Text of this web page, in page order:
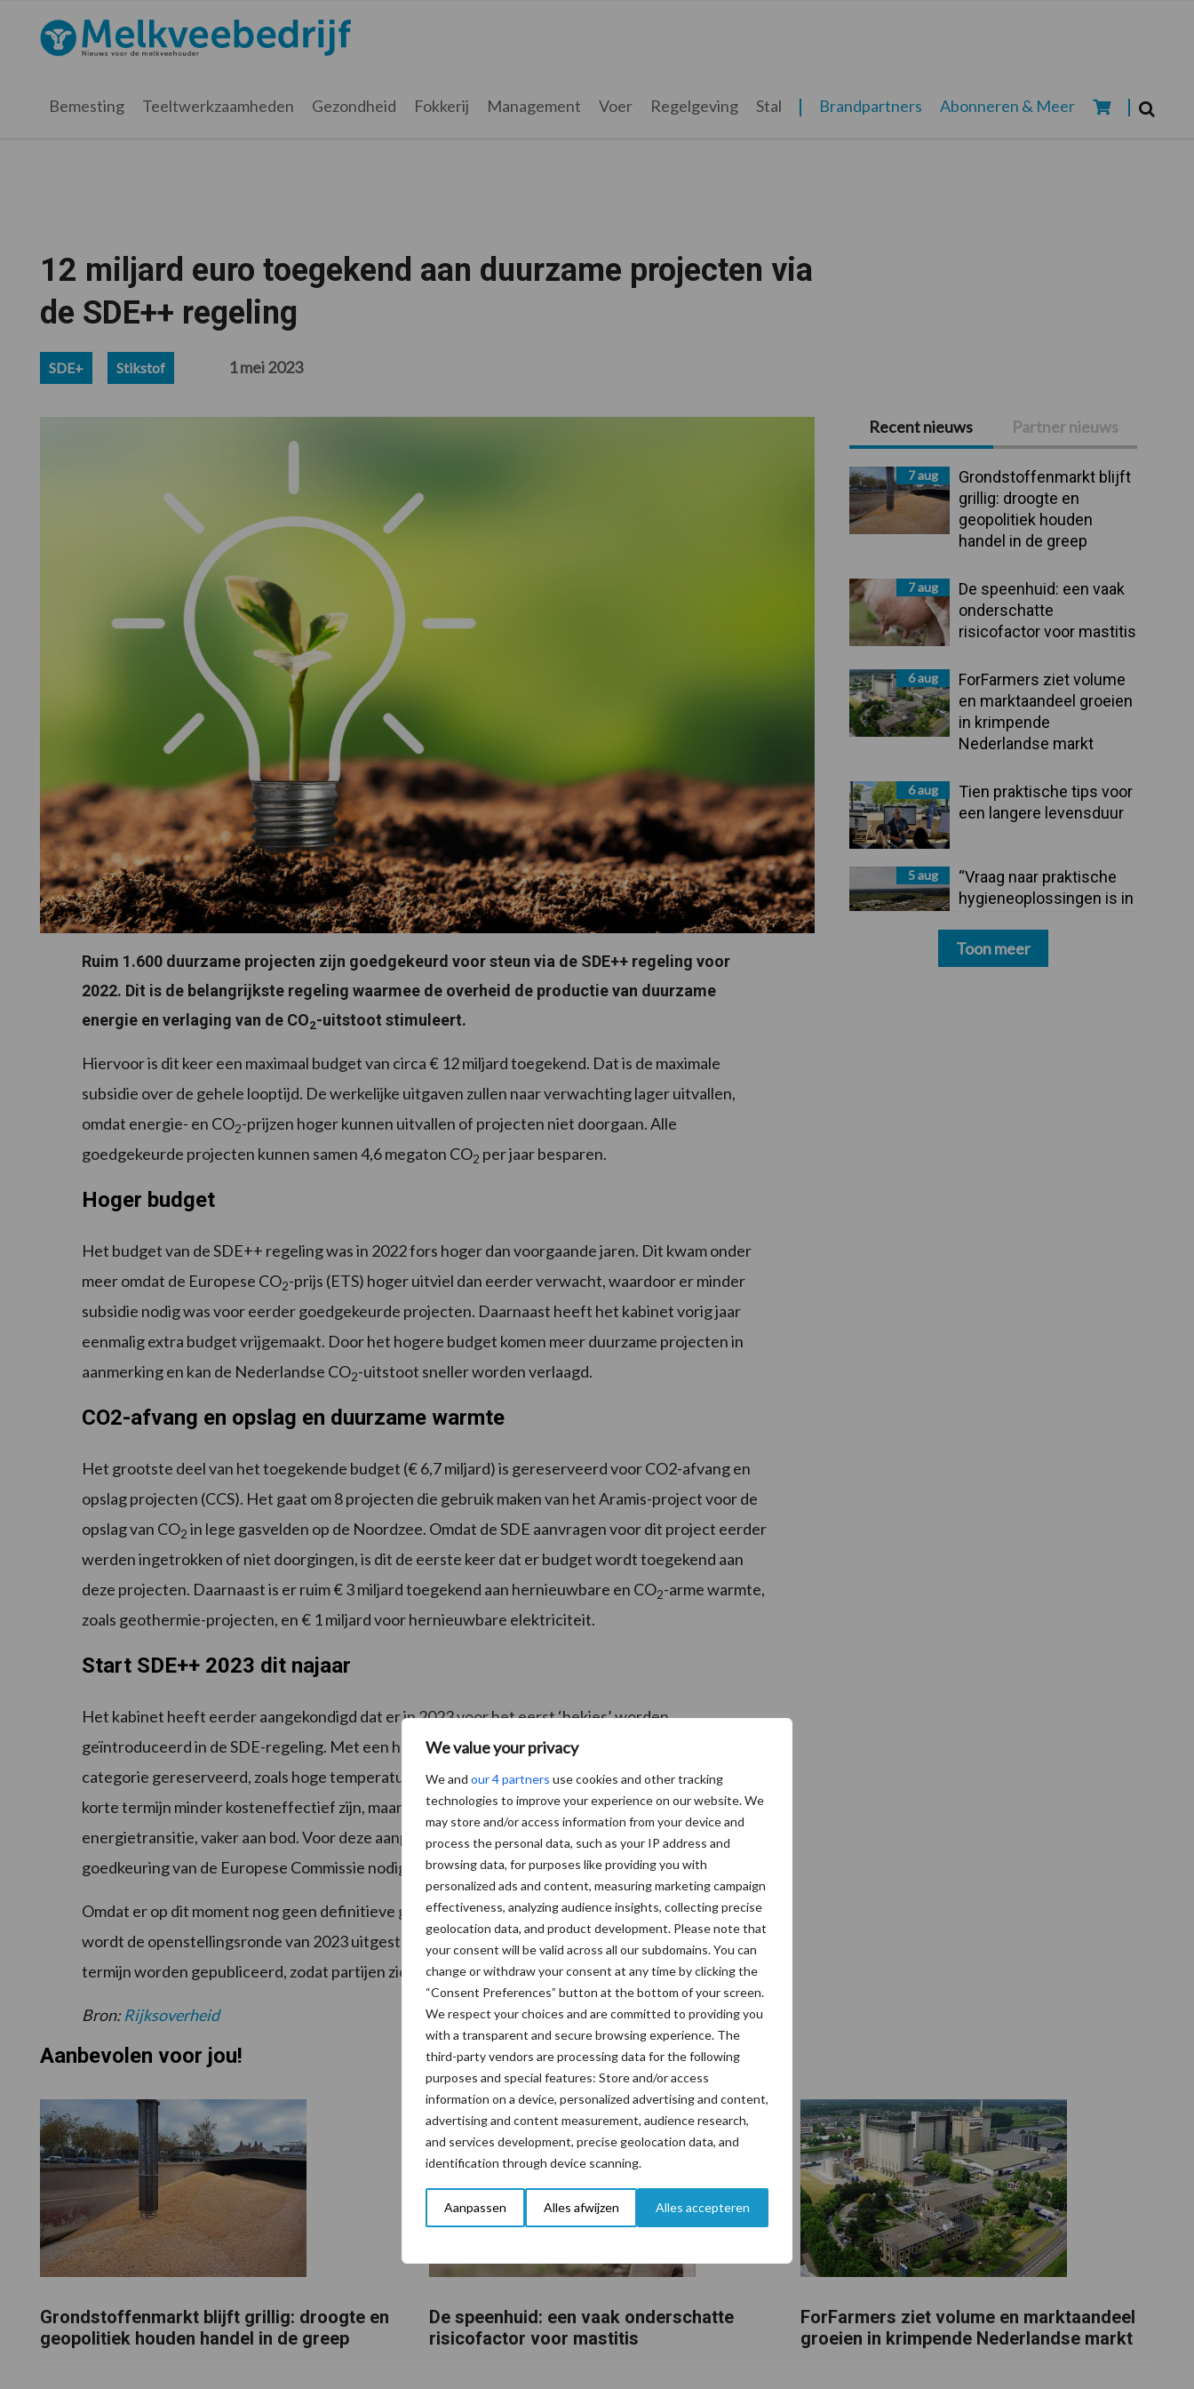
We value your privacy
We and our 4 partners use cookies and other tracking
technologies to improve your experience on our website. We
may store and/or access information from your device and
process the personal data, such as your IP address and
browsing data, for purposes like providing you with
personalized ads and content, measuring marketing campaign
effectiveness, analyzing audience insights, collecting precise
geolocation data, and product development. Please note that
your consent will be valid across all our subdomains. You can
change or withdraw your consent at any time by clicking the
“Consent Preferences” button at the bottom of your screen.
We respect your choices and are committed to providing you
with a transparent and secure browsing experience. The
third-party vendors are processing data for the following
purposes and special features: Store and/or access
information on a device, personalized advertising and content,
advertising and content measurement, audience research,
and services development, precise geolocation data, and
identification through device scanning.
Aanpassen Alles afwijzen Alles accepteren
hoofdnavigatie
hoofd
eerste
voettekst
Melkveebedrijf.nl
Bemesting Teeltwerkzaamheden Gezondheid Fokkerij Management Voer Regelgeving Stal Brandpartners Abonneren & Meer
12 miljard euro toegekend aan duurzame projecten via
de SDE++ regeling
SDE+ Stikstof 1 mei 2023
Ruim 1.600 duurzame projecten zijn goedgekeurd voor steun via de SDE++ regeling voor
2022. Dit is de belangrijkste regeling waarmee de overheid de productie van duurzame
energie en verlaging van de CO2-uitstoot stimuleert.
Hiervoor is dit keer een maximaal budget van circa € 12 miljard toegekend. Dat is de maximale
subsidie over de gehele looptijd. De werkelijke uitgaven zullen naar verwachting lager uitvallen,
omdat energie- en CO2-prijzen hoger kunnen uitvallen of projecten niet doorgaan. Alle
goedgekeurde projecten kunnen samen 4,6 megaton CO2 per jaar besparen.
Hoger budget
Het budget van de SDE++ regeling was in 2022 fors hoger dan voorgaande jaren. Dit kwam onder
meer omdat de Europese CO2-prijs (ETS) hoger uitviel dan eerder verwacht, waardoor er minder
subsidie nodig was voor eerder goedgekeurde projecten. Daarnaast heeft het kabinet vorig jaar
eenmalig extra budget vrijgemaakt. Door het hogere budget komen meer duurzame projecten in
aanmerking en kan de Nederlandse CO2-uitstoot sneller worden verlaagd.
CO2-afvang en opslag en duurzame warmte
Het grootste deel van het toegekende budget (€ 6,7 miljard) is gereserveerd voor CO2-afvang en
opslag projecten (CCS). Het gaat om 8 projecten die gebruik maken van het Aramis-project voor de
opslag van CO2 in lege gasvelden op de Noordzee. Omdat de SDE aanvragen voor dit project eerder
werden ingetrokken of niet doorgingen, is dit de eerste keer dat er budget wordt toegekend aan
deze projecten. Daarnaast is er ruim € 3 miljard toegekend aan hernieuwbare en CO2-arme warmte,
zoals geothermie-projecten, en € 1 miljard voor hernieuwbare elektriciteit.
Start SDE++ 2023 dit najaar
Het kabinet heeft eerder aangekondigd dat er in 2023 voor het eerst ‘hekjes’ worden
geïntroduceerd in de SDE-regeling. Met een hekje wordt een minimaal bedrag voor een specifieke
categorie gereserveerd, zoals hoge temperatuur warmte. Daardoor komen technieken die op de
korte termijn minder kosteneffectief zijn, maar op de langere termijn noodzakelijk zijn voor de
energietransitie, vaker aan bod. Voor deze aanpassing is in verband met de staatssteunregels
goedkeuring van de Europese Commissie nodig.
Omdat er op dit moment nog geen definitieve goedkeuring is verleend voor de nieuwe regeling,
wordt de openstellingsronde van 2023 uitgesteld tot september dit jaar. De regeling zal wel op korte
termijn worden gepubliceerd, zodat partijen zich kunnen voorbereiden op een aanvraag.
Bron:Rijksoverheid
Primaire
Sidebar
Recent nieuws Partner nieuws
7 aug
Grondstoffenmarkt blijft
grillig: droogte en
geopolitiek houden
handel in de greep
7 aug
De speenhuid: een vaak
onderschatte
risicofactor voor mastitis
6 aug
ForFarmers ziet volume
en marktaandeel groeien
in krimpende
Nederlandse markt
6 aug
Tien praktische tips voor
een langere levensduur
5 aug
“Vraag naar praktische
hygieneoplossingen is in
Toon meer
Aanbevolen voor jou!
Grondstoffenmarkt blijft grillig: droogte en
geopolitiek houden handel in de greep
De speenhuid: een vaak onderschatte
risicofactor voor mastitis
ForFarmers ziet volume en marktaandeel
groeien in krimpende Nederlandse markt